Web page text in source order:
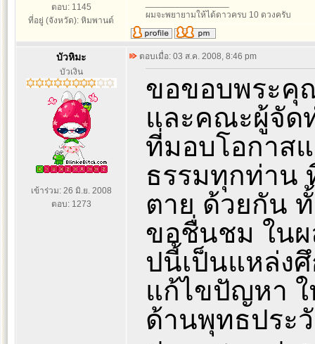
ตอบ: 1145
ที่อยู่ (จังหวัด): หิมพานต์
ผมจะพยายามให้ได้ดาวครบ 10 ดวงครับ
บัวหิมะ
บัวเงิน
เข้าร่วม: 26 มิ.ย. 2008
ตอบ: 1273
ตอบเมื่อ: 03 ส.ค. 2008, 8:46 pm
ขอขอบพระคุ
และคณะผู้จัด
ที่มอบโอกาส
ธรรมทุกท่าน
ตาย ด้วยกัน
ขอชื่นชม ในผ
ปนี้เป็นแหล่ง
แก้ไขปัญหา
ด้านพุทธประ